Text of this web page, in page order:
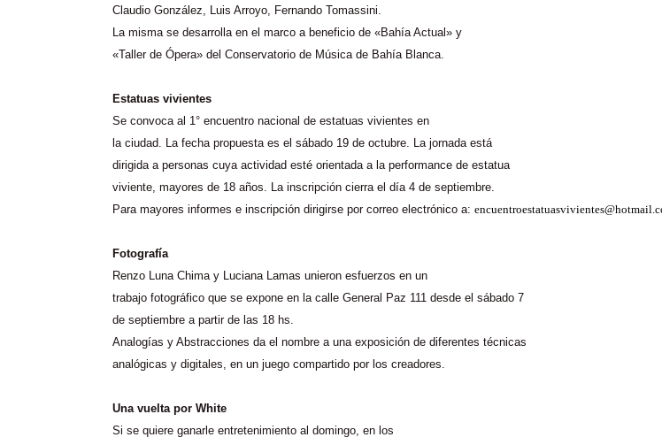
Claudio González, Luis Arroyo, Fernando Tomassini.
La misma se desarrolla en el marco a beneficio de «Bahía Actual» y
«Taller de Ópera» del Conservatorio de Música de Bahía Blanca.
Estatuas vivientes
Se convoca al 1° encuentro nacional de estatuas vivientes en
la ciudad. La fecha propuesta es el sábado 19 de octubre. La jornada está
dirigida a personas cuya actividad esté orientada a la performance de estatua
viviente, mayores de 18 años. La inscripción cierra el día 4 de septiembre.
Para mayores informes e inscripción dirigirse por correo electrónico a:
Fotografía
Renzo Luna Chima y Luciana Lamas unieron esfuerzos en un
trabajo fotográfico que se expone en la calle General Paz 111 desde el sábado 7
de septiembre a partir de las 18 hs.
Analogías y Abstracciones da el nombre a una exposición de diferentes técnicas
analógicas y digitales, en un juego compartido por los creadores.
Una vuelta por White
Si se quiere ganarle entretenimiento al domingo, en los